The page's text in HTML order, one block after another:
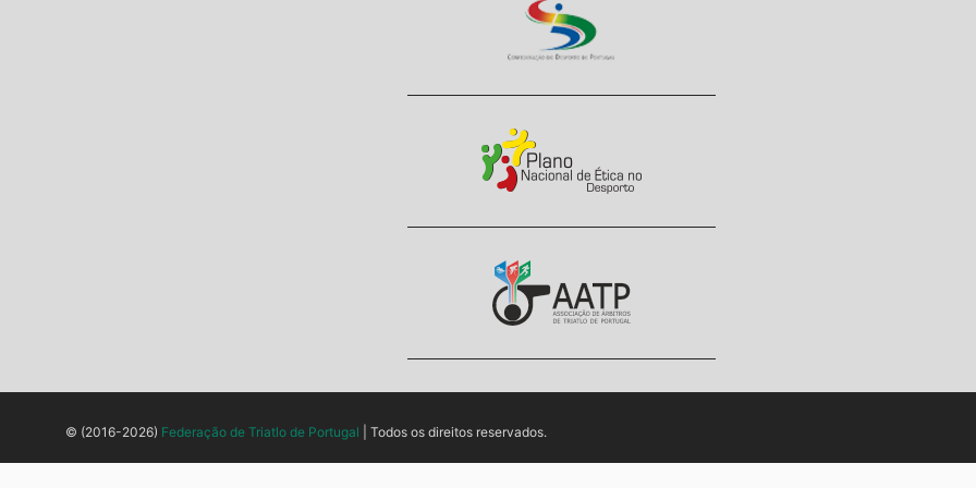
© (2016-2026) Federação de Triatlo de Portugal | Todos os direitos reservados.